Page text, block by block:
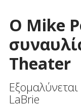
Ο Mike
Theater
LaBrie